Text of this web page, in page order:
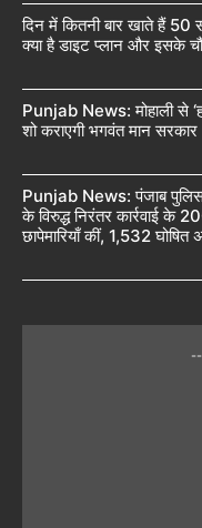
दिन में कितनी बार खाते हैं
क्या है डाइट प्लान और इसके
Punjab News: मोहाली से
शो कराएगी भगवंत मान सरकार
Punjab News: पंजाब पुलिस
के विरुद्ध निरंतर कार्रवाई
छापेमारियाँ कीं, 1,532 घोषित